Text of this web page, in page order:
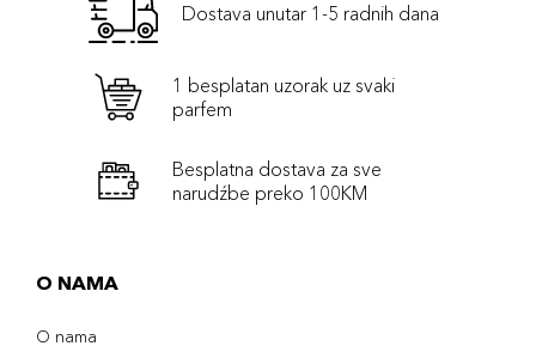
Dostava unutar 1-5 radnih dana
1 besplatan uzorak uz svaki
parfem
Besplatna dostava za sve
narudźbe preko 100KM
O NAMA
O nama